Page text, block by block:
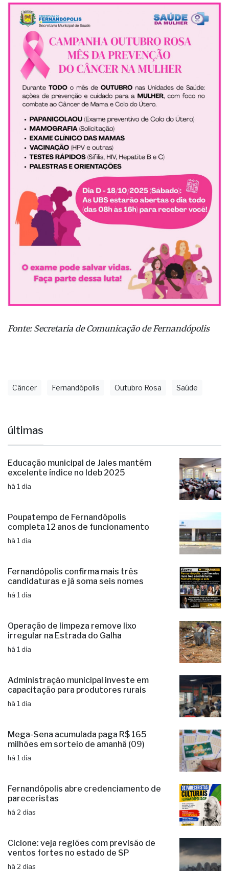
Fonte: Secretaria de Comunicação de Fernandópolis
Câncer Fernandópolis Outubro Rosa Saúde
últimas
Educação municipal de Jales mantém
excelente índice no Ideb 2025
há 1 dia
Poupatempo de Fernandópolis
completa 12 anos de funcionamento
há 1 dia
Fernandópolis confirma mais três
candidaturas e já soma seis nomes
há 1 dia
Operação de limpeza remove lixo
irregular na Estrada do Galha
há 1 dia
Administração municipal investe em
capacitação para produtores rurais
há 1 dia
Mega-Sena acumulada paga R$ 165
milhões em sorteio de amanhã (09)
há 1 dia
Fernandópolis abre credenciamento de
pareceristas
há 2 dias
Ciclone: veja regiões com previsão de
ventos fortes no estado de SP
há 2 dias